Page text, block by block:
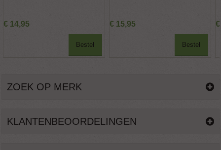
€ 14,95
Bestel
€ 15,95
Bestel
€
ZOEK OP MERK
KLANTENBEOORDELINGEN